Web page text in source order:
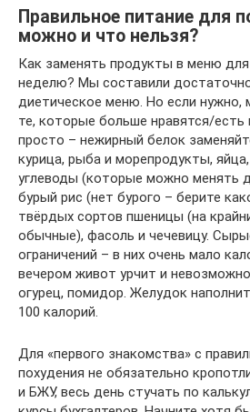
Правильное питание для
можно и что нельзя?
Как заменять продукты в меню для
неделю? Мы составили
диетическое меню. Но если нужно,
те, которые больше нравятся/есть
просто – нежирный белок
курица, рыба и морепродукты,
углеводы (которые можно менять
бурый рис (нет бурого – берите
твёрдых сортов пшеницы (на
обычные), фасоль и чечевицу.
ограничений – в них очень мало
вечером живот урчит и
огурец, помидор. Желудок
100 калорий.
Для «первого знакомства» с
похудения не обязательно
и БЖУ, весь день стучать по